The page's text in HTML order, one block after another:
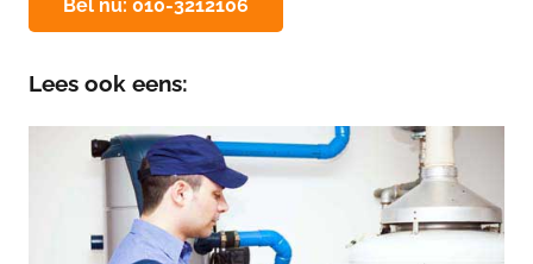
Bel nu: 010-3212106
Lees ook eens: